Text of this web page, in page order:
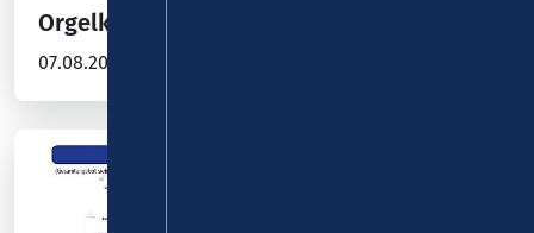
Orgelkonzert Pfarrkirche St. Peter, Sinzig
07.08.2026 um 19:00 Uhr